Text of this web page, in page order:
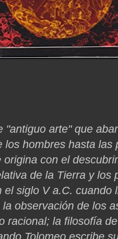
arte" que
hombres hasta
con el
de la Tierra y
siglo V a.C.
observación de los
racional; la filosofía
Tolomeo escribe